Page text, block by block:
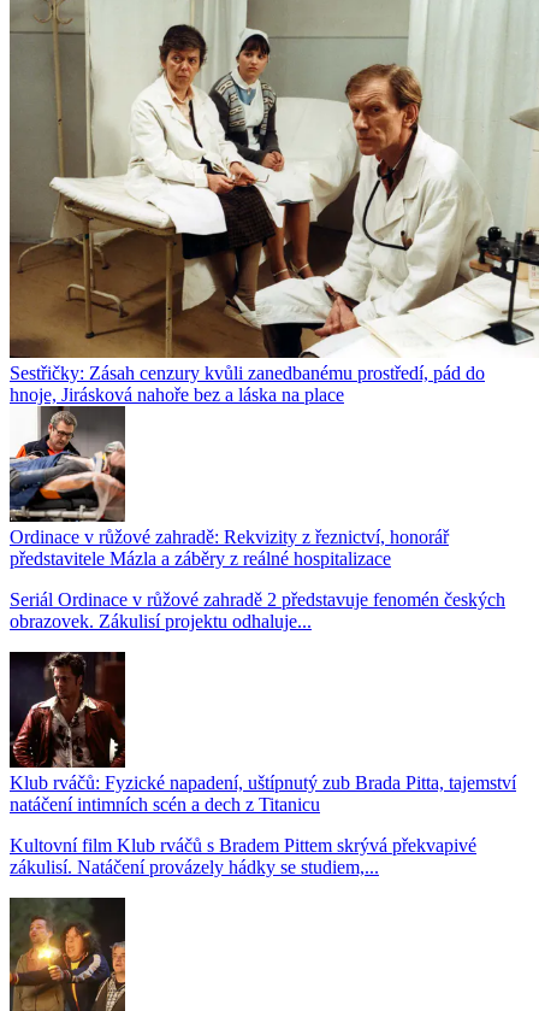
Sestřičky: Zásah cenzury kvůli zanedbanému prostředí, pád do
hnoje, Jirásková nahoře bez a láska na place
Ordinace v růžové zahradě: Rekvizity z řeznictví, honorář
představitele Mázla a záběry z reálné hospitalizace
Seriál Ordinace v růžové zahradě 2 představuje fenomén českých
obrazovek. Zákulisí projektu odhaluje...
Klub rváčů: Fyzické napadení, uštípnutý zub Brada Pitta, tajemství
natáčení intimních scén a dech z Titanicu
Kultovní film Klub rváčů s Bradem Pittem skrývá překvapivé
zákulisí. Natáčení provázely hádky se studiem,...